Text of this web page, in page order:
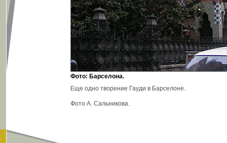
Фото: Барселона.
Еще одно творение Гауди в Барселоне.
Фото А. Сальникова.